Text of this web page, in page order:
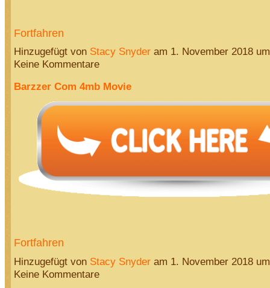
Fortfahren
Hinzugefügt von Stacy Snyderam 1. November 2018
Keine Kommentare
Barzzer Com 4mb Movie
Fortfahren
Hinzugefügt von Stacy Snyderam 1. November 2018
Keine Kommentare